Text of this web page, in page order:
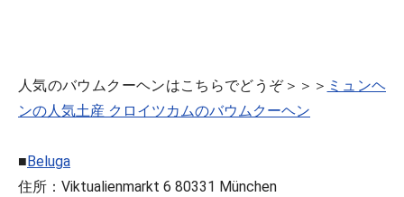
人気のバウムクーヘンはこちらでどうぞ＞＞＞ ミュンヘ
ンの人気土産 クロイツカムのバウムクーヘン
■Beluga
住所：Viktualienmarkt 6 80331 München